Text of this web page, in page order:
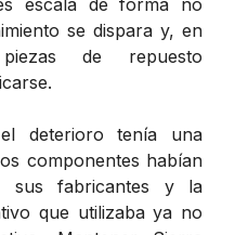
se dispara y, en
de repuesto
deterioro tenía una
componentes habían
sus fabricantes y la
que utilizaba ya no